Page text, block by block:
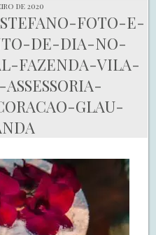
de 2020
FOTO-E-
DE-DIA-NO-
FAZENDA-VILA-
GLAU-